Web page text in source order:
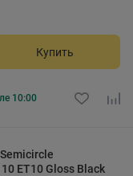
Купить
10:00
ET10 Gloss Black